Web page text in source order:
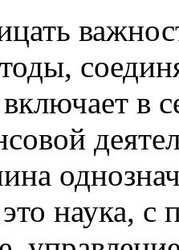
в
наука,